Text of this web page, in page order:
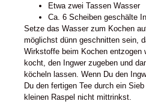
Etwa zwei Tassen Wasser
Ca. 6 Scheiben geschälte
Setze das Wasser zum Kochen
möglichst dünn geschnitten sein,
Wirkstoffe beim Kochen entzogen
kocht, den Ingwer zugeben und
köcheln lassen. Wenn Du den
Du den fertigen Tee durch ein
kleinen Raspel nicht mittrinkst.